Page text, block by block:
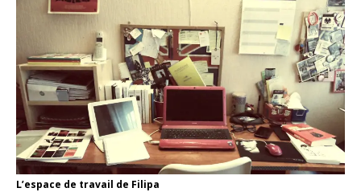
L’espace de travail de Filipa